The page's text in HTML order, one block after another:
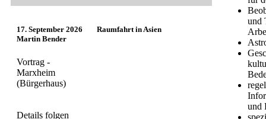
17. September 2026
Martin Bender
Vortrag -
Marxheim
(Bürgerhaus)
Raumfahrt in Asien
Details folgen
und
und